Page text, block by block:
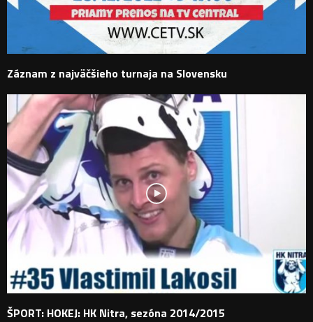
Záznam z najväčšieho turnaja na Slovensku
ŠPORT: HOKEJ: HK Nitra, sezóna 2014/2015